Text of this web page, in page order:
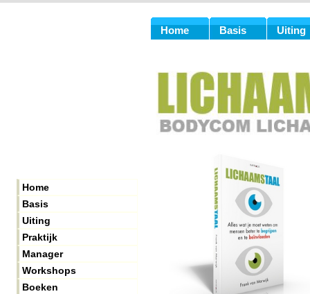
Home Basis Uiting
Home
Basis
Uiting
Praktijk
Manager
Workshops
Boeken